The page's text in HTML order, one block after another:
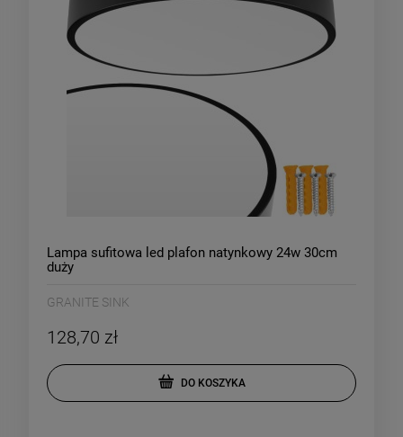
Lampa sufitowa led plafon natynkowy 24w 30cm
duży
GRANITE SINK
128,70 zł
DO KOSZYKA